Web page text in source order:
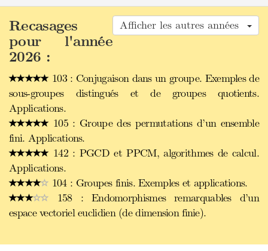
Afficher les autres années
Recasages
pour l'année
2026 :
103 : Conjugaison dans un groupe. Exemples de
sous-groupes distingués et de groupes quotients.
Applications.
105 : Groupe des permutations d’un ensemble
fini. Applications.
142 : PGCD et PPCM, algorithmes de calcul.
Applications.
104 : Groupes finis. Exemples et applications.
158 : Endomorphismes remarquables d’un
espace vectoriel euclidien (de dimension finie).